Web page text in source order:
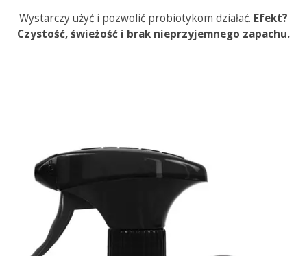
Wystarczy użyć i pozwolić probiotykom działać. Efekt?
Czystość, świeżość i brak nieprzyjemnego zapachu.